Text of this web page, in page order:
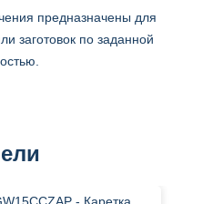
предназначены для
заготовок по заданной